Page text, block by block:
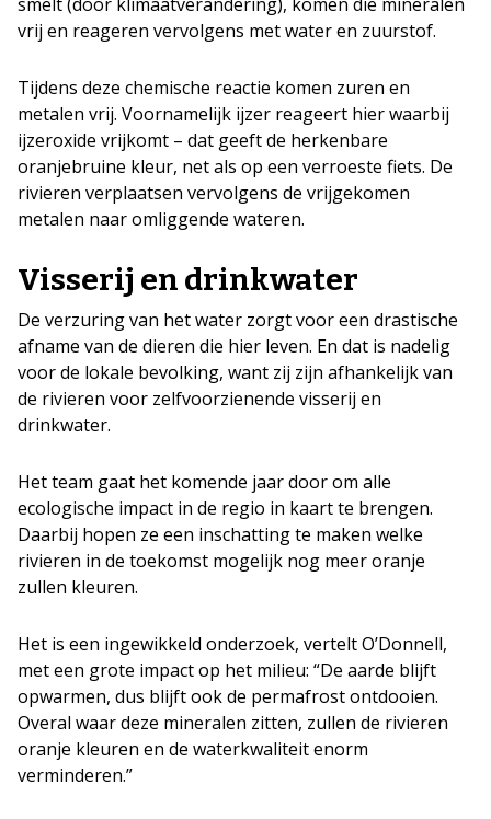
vrij en reageren vervolgens met water en zuurstof.
Tijdens deze chemische reactie komen zuren en
metalen vrij. Voornamelijk ijzer reageert hier waarbij
ijzeroxide vrijkomt – dat geeft de herkenbare
oranjebruine kleur, net als op een verroeste fiets. De
rivieren verplaatsen vervolgens de vrijgekomen
metalen naar omliggende wateren.
Visserij en drinkwater
De verzuring van het water zorgt voor een drastische
afname van de dieren die hier leven. En dat is nadelig
voor de lokale bevolking, want zij zijn afhankelijk van
de rivieren voor zelfvoorzienende visserij en
drinkwater.
Het team gaat het komende jaar door om alle
ecologische impact in de regio in kaart te brengen.
Daarbij hopen ze een inschatting te maken welke
rivieren in de toekomst mogelijk nog meer oranje
zullen kleuren.
Het is een ingewikkeld onderzoek, vertelt O’Donnell,
met een grote impact op het milieu: “De aarde blijft
opwarmen, dus blijft ook de permafrost ontdooien.
Overal waar deze mineralen zitten, zullen de rivieren
oranje kleuren en de waterkwaliteit enorm
verminderen.”